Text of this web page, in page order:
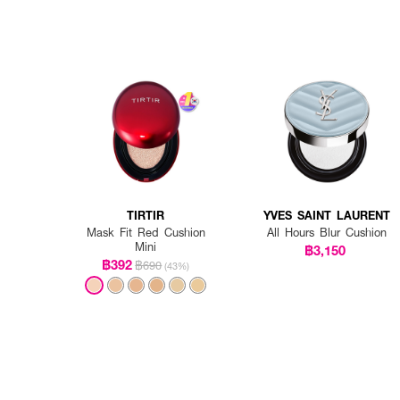
TIRTIR
Mask Fit Red Cushion
Mini
฿392฿690 (43%)
YVES SAINT LAURENT
All Hours Blur Cushion
฿3,150